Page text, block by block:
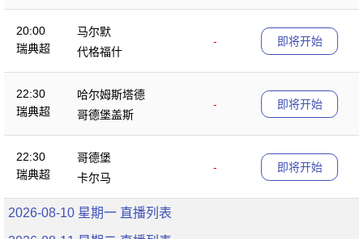
20:00
瑞典超
马尔默
-
代格福什
即将开始
22:30
瑞典超
哈尔姆斯塔德
-
哥德堡盖斯
即将开始
22:30
瑞典超
哥德堡
-
卡尔马
即将开始
2026-08-10 星期一 直播列表